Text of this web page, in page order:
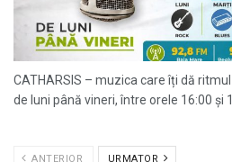
CATHARSIS – muzica care îți dă
de luni până vineri, între orele 16:00 și
ANTERIOR URMATOR